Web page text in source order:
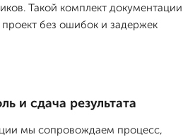
Такой комплект документации
проект без ошибок и задержек
и сдача результата
мы сопровождаем процесс,